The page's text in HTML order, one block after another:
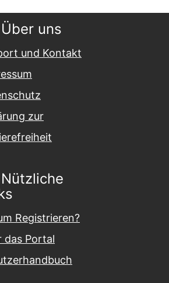
Über uns
und Kontakt
zur
Nützliche
Registrieren?
das Portal